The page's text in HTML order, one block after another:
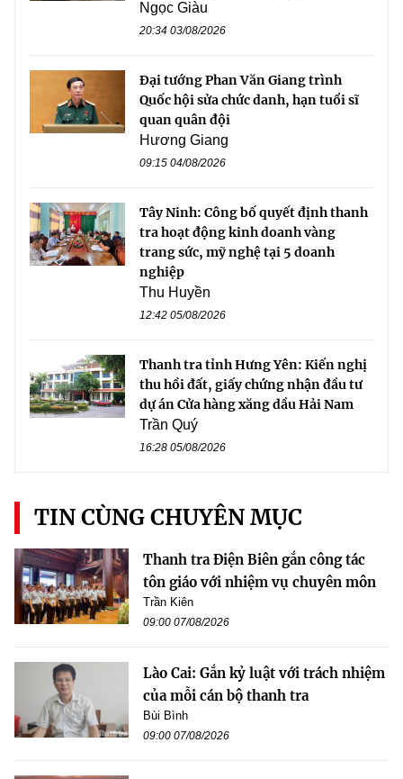
Ngọc Giàu
20:34 03/08/2026
Đại tướng Phan Văn Giang trình
Quốc hội sửa chức danh, hạn tuổi sĩ
quan quân đội
Hương Giang
09:15 04/08/2026
Tây Ninh: Công bố quyết định thanh
tra hoạt động kinh doanh vàng
trang sức, mỹ nghệ tại 5 doanh
nghiệp
Thu Huyền
12:42 05/08/2026
Thanh tra tỉnh Hưng Yên: Kiến nghị
thu hồi đất, giấy chứng nhận đầu tư
dự án Cửa hàng xăng dầu Hải Nam
Trần Quý
16:28 05/08/2026
TIN CÙNG CHUYÊN MỤC
Thanh tra Điện Biên gắn công tác
tôn giáo với nhiệm vụ chuyên môn
Trần Kiên
09:00 07/08/2026
Lào Cai: Gắn kỷ luật với trách nhiệm
của mỗi cán bộ thanh tra
Bùi Bình
09:00 07/08/2026